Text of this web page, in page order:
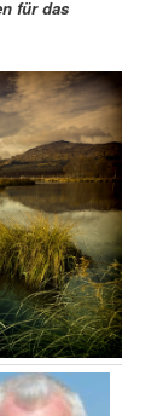
für das